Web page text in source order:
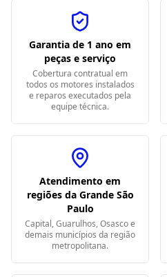
Garantia de 1 ano em
peças e serviço
Cobertura contratual em
todos os motores instalados
e reparos executados pela
equipe técnica.
Atendimento em
regiões da Grande São
Paulo
Capital, Guarulhos, Osasco e
demais municípios da região
metropolitana.